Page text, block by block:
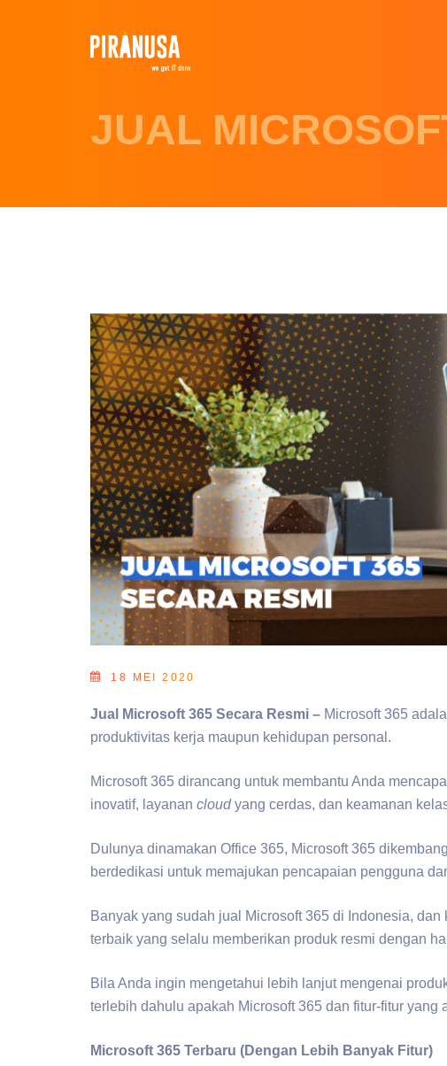
JUAL
18 MEI 2020
Jual Microsoft 365 Secara Resmi – Microsoft 365
produktivitas kerja maupun kehidupan personal.
Microsoft 365 dirancang untuk membantu Anda
inovatif, layanan cloudyang cerdas, dan keamanan
Dulunya dinamakan Office 365, Microsoft 365
berdedikasi untuk memajukan pencapaian pengguna
Banyak yang sudah jual Microsoft 365 di Indonesia, dan
terbaik yang selalu memberikan produk resmi dengan
Bila Anda ingin mengetahui lebih lanjut mengenai
terlebih dahulu apakah Microsoft 365 dan fitur-fitur yang
Microsoft 365 Terbaru (Dengan Lebih Banyak Fitur)